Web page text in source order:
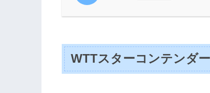
WTTスターコンテンダ